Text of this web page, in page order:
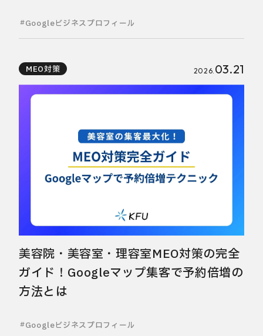
Googleビジネスプロフィール
MEO対策 2026. 03.21
美容院・美容室・理容室MEO対策の完全
ガイド！Googleマップ集客で予約倍増の
方法とは
Googleビジネスプロフィール